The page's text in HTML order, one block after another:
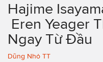
Hajime
Eren Yeager
Ngay Từ Đầu
Dũng Nhỏ TT